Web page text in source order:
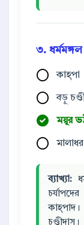
৩.
কাহ্পা
বড়ু
ময়ূর
ব্যাখ্যা: